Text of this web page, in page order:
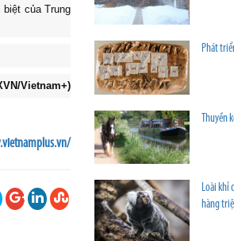
của Trung
Vietnam+)
Phát
Thuyền
Loài khỉ
hàng